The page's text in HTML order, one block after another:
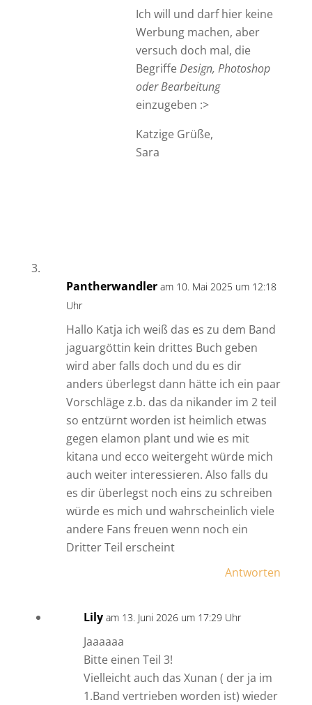
Ich will und darf hier keine
Werbung machen, aber
versuch doch mal, die
BegriffeDesign, Photoshop
oder Bearbeitung
einzugeben :>
Katzige Grüße,
Sara
Pantherwandler am 10. Mai 2025 um 12:18
Uhr
Hallo Katja ich weiß das es zu dem Band
jaguargöttin kein drittes Buch geben
wird aber falls doch und du es dir
anders überlegst dann hätte ich ein paar
Vorschläge z.b. das da nikander im 2 teil
so entzürnt worden ist heimlich etwas
gegen elamon plant und wie es mit
kitana und ecco weitergeht würde mich
auch weiter interessieren. Also falls du
es dir überlegst noch eins zu schreiben
würde es mich und wahrscheinlich viele
andere Fans freuen wenn noch ein
Dritter Teil erscheint
Antworten
Lily am 13. Juni 2026 um 17:29 Uhr
Jaaaaaa
Bitte einen Teil 3!
Vielleicht auch das Xunan ( der ja im
1.Band vertrieben worden ist) wieder